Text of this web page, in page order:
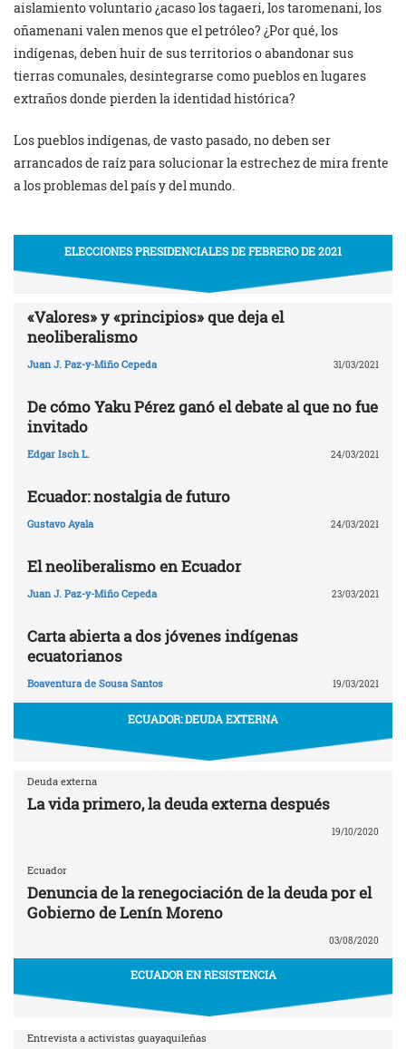
aislamiento voluntario ¿acaso los tagaeri, los taromenani, los
oñamenani valen menos que el petróleo? ¿Por qué, los
indígenas, deben huir de sus territorios o abandonar sus
tierras comunales, desintegrarse como pueblos en lugares
extraños donde pierden la identidad histórica?
Los pueblos indígenas, de vasto pasado, no deben ser
arrancados de raíz para solucionar la estrechez de mira frente
a los problemas del país y del mundo.
ELECCIONES PRESIDENCIALES DE FEBRERO DE 2021
«Valores» y «principios» que deja el
neoliberalismo
Juan J. Paz-y-Miño Cepeda 31/03/2021
De cómo Yaku Pérez ganó el debate al que no fue
invitado
Edgar Isch L. 24/03/2021
Ecuador: nostalgia de futuro
Gustavo Ayala 24/03/2021
El neoliberalismo en Ecuador
Juan J. Paz-y-Miño Cepeda 23/03/2021
Carta abierta a dos jóvenes indígenas
ecuatorianos
Boaventura de Sousa Santos 19/03/2021
ECUADOR: DEUDA EXTERNA
Deuda externa
La vida primero, la deuda externa después
19/10/2020
Ecuador
Denuncia de la renegociación de la deuda por el
Gobierno de Lenín Moreno
03/08/2020
ECUADOR EN RESISTENCIA
Entrevista a activistas guayaquileñas